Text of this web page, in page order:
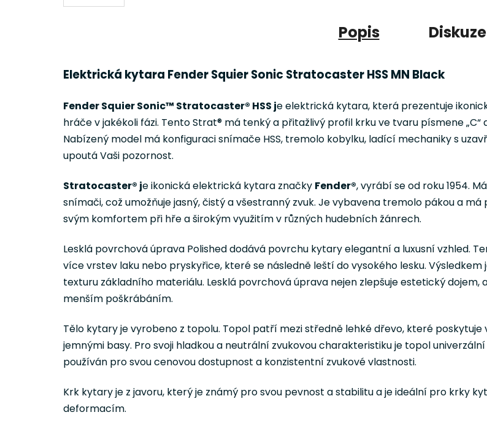
Popis Diskuze
Elektrická kytara Fender Squier Sonic Stratocaster HSS MN Black
Fender Squier Sonic™ Stratocaster® HSS je elektrická kytara, která prezentuje
hráče v jakékoli fázi. Tento Strat® má tenký a přitažlivý profil krku ve tvaru písmene
Nabízený model má konfiguraci snímače HSS, tremolo kobylku, ladící mechaniky s
upoutá Vaši pozornost.
Stratocaster® je ikonická elektrická kytara značky Fender®, vyrábí se od roku 1954.
snímači, což umožňuje jasný, čistý a všestranný zvuk. Je vybavena tremolo pákou a
svým komfortem při hře a širokým využitím v různých hudebních žánrech.
Lesklá povrchová úprava Polished dodává povrchu kytary elegantní a luxusní vzhled.
více vrstev laku nebo pryskyřice, které se následně leští do vysokého lesku.
texturu základního materiálu. Lesklá povrchová úprava nejen zlepšuje estetický
menším poškrábáním.
Tělo kytary je vyrobeno z topolu. Topol patří mezi středně lehké dřevo, které
jemnými basy. Pro svoji hladkou a neutrální zvukovou charakteristiku je topol
používán pro svou cenovou dostupnost a konzistentní zvukové vlastnosti.
Krk kytary je z javoru, který je známý pro svou pevnost a stabilitu a je ideální pro krky
deformacím.